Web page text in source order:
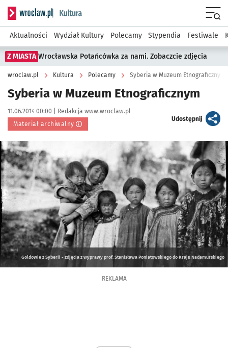
Serwis informacyjny wroclaw.pl podserwis: Kultura
Aktualności Wydział Kultury Polecamy Stypendia Festiwale
Z MIASTA Wrocławska Potańcówka za nami. Zobaczcie zdjęcia
wroclaw.pl Kultura Polecamy Syberia w Muzeum Etnograficznym
Syberia w Muzeum Etnograficznym
Data publikacji:
11.06.2014 00:00 | Autor:
Redakcja www.wroclaw.pl
Materiał archiwalny
Udostępnijartykuł
Kliknij, aby powiększyć
Goldowie z Syberii - zdjęcia z wyprawy prof. Stanisława Poniatowskiego do Kraju Nadamurskiego
REKLAMA